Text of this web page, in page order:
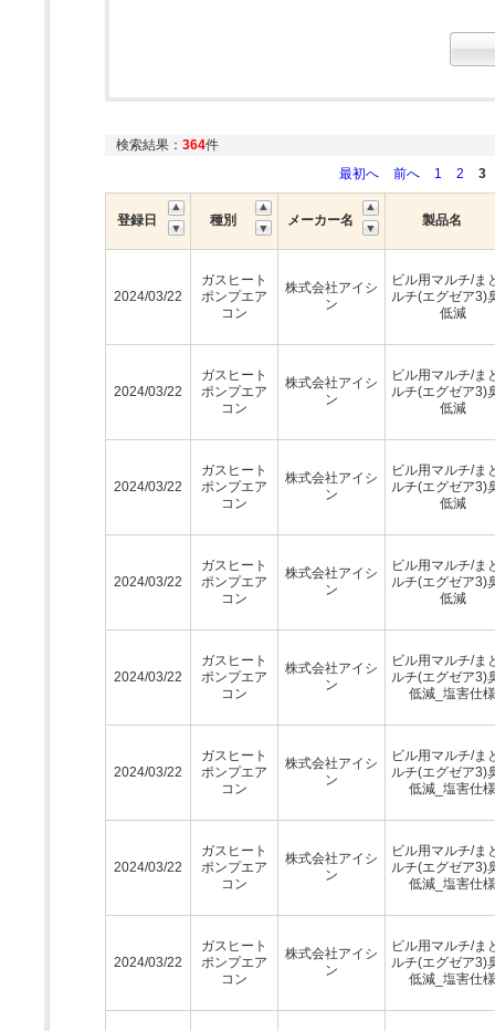
検索結果： 364件
最初へ
前へ 1 2 3
登録日 種別 メーカー名 製品名
2024/03/22
ガスヒート
ポンプエア
コン
株式会社アイシ
ン
ビル用マルチ/ま
ルチ(エグゼア3)
低減
2024/03/22
ガスヒート
ポンプエア
コン
株式会社アイシ
ン
ビル用マルチ/ま
ルチ(エグゼア3)
低減
2024/03/22
ガスヒート
ポンプエア
コン
株式会社アイシ
ン
ビル用マルチ/ま
ルチ(エグゼア3)
低減
2024/03/22
ガスヒート
ポンプエア
コン
株式会社アイシ
ン
ビル用マルチ/ま
ルチ(エグゼア3)
低減
2024/03/22
ガスヒート
ポンプエア
コン
株式会社アイシ
ン
ビル用マルチ/ま
ルチ(エグゼア3)
低減_塩害仕様
2024/03/22
ガスヒート
ポンプエア
コン
株式会社アイシ
ン
ビル用マルチ/ま
ルチ(エグゼア3)
低減_塩害仕様
2024/03/22
ガスヒート
ポンプエア
コン
株式会社アイシ
ン
ビル用マルチ/ま
ルチ(エグゼア3)
低減_塩害仕様
2024/03/22
ガスヒート
ポンプエア
コン
株式会社アイシ
ン
ビル用マルチ/ま
ルチ(エグゼア3)
低減_塩害仕様